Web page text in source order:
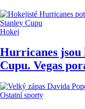
Hokej
Hurricanes jsou
Cupu. Vegas
Ostatní sporty